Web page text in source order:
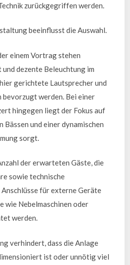
zurückgegriffen werden.
beeinflusst die Auswahl.
einem Vortrag stehen
dezente Beleuchtung im
gerichtete Lautsprecher und
werden. Bei einer
hingegen liegt der Fokus auf
und einer dynamischen
sorgt.
der erwarteten Gäste, die
sowie technische
für externe Geräte
wie Nebelmaschinen oder
werden.
verhindert, dass die Anlage
ist oder unnötig viel